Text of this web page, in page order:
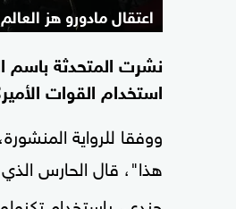
اعتقال مادورو هز العالم
نشرت المتحدثة
استخدام القوات
ووفقا للرواية
هذا"، قال الحارس